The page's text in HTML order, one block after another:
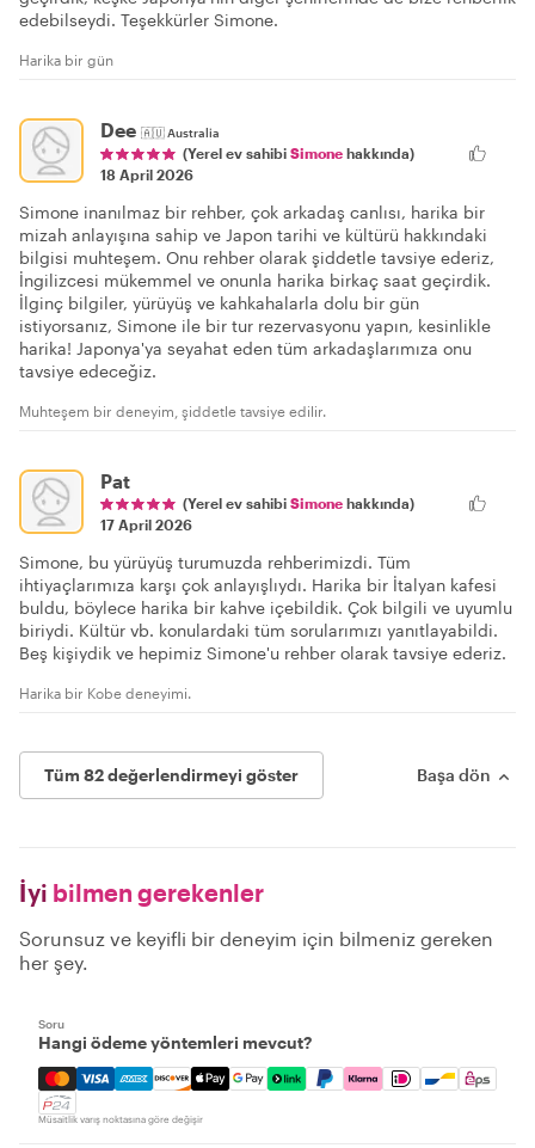
edebilseydi. Teşekkürler Simone.
Harika bir gün
Dee 🇦🇺Australia
(Yerel ev sahibi Simone hakkında)
18 April 2026
Simone inanılmaz bir rehber, çok arkadaş canlısı, harika bir
mizah anlayışına sahip ve Japon tarihi ve kültürü hakkındaki
bilgisi muhteşem. Onu rehber olarak şiddetle tavsiye ederiz,
İngilizcesi mükemmel ve onunla harika birkaç saat geçirdik.
İlginç bilgiler, yürüyüş ve kahkahalarla dolu bir gün
istiyorsanız, Simone ile bir tur rezervasyonu yapın, kesinlikle
harika! Japonya'ya seyahat eden tüm arkadaşlarımıza onu
tavsiye edeceğiz.
Muhteşem bir deneyim, şiddetle tavsiye edilir.
Pat
(Yerel ev sahibi Simone hakkında)
17 April 2026
Simone, bu yürüyüş turumuzda rehberimizdi. Tüm
ihtiyaçlarımıza karşı çok anlayışlıydı. Harika bir İtalyan kafesi
buldu, böylece harika bir kahve içebildik. Çok bilgili ve uyumlu
biriydi. Kültür vb. konulardaki tüm sorularımızı yanıtlayabildi.
Beş kişiydik ve hepimiz Simone'u rehber olarak tavsiye ederiz.
Harika bir Kobe deneyimi.
Tüm 82 değerlendirmeyi göster Başa dön
İyi bilmen gerekenler
Sorunsuz ve keyifli bir deneyim için bilmeniz gereken
her şey.
Soru
Hangi ödeme yöntemleri mevcut?
Mastercard, Visa, Amex, Discover, Apple Pay, Google
Müsaitlik varış noktasına göre değişir